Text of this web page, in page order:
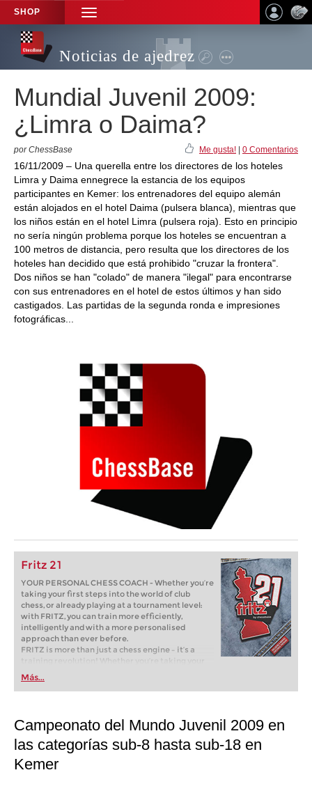
SHOP
TOGGLE
NAVIGATION
Noticias de ajedrez
Mundial Juvenil 2009:
¿Limra o Daima?
por ChessBase Me gusta! 0 Comentarios
16/11/2009 – Una querella entre los directores de los hoteles
Limra y Daima ennegrece la estancia de los equipos
participantes en Kemer: los entrenadores del equipo alemán
están alojados en el hotel Daima (pulsera blanca), mientras que
los niños están en el hotel Limra (pulsera roja). Esto en principio
no sería ningún problema porque los hoteles se encuentran a
100 metros de distancia, pero resulta que los directores de los
hoteles han decidido que está prohibido "cruzar la frontera".
Dos niños se han "colado" de manera "ilegal" para encontrarse
con sus entrenadores en el hotel de estos últimos y han sido
castigados. Las partidas de la segunda ronda e impresiones
fotográficas...
Fritz 21
YOUR PERSONAL CHESS COACH - Whether you’re
taking your first steps into the world of club
chess, or already playing at a tournament level:
with FRITZ, you can train more efficiently,
intelligently and with a more personalised
approach than ever before.
FRITZ is more than just a chess engine – it’s a
training revolution! Whether you’re taking your
first steps into the world of club chess, or already
playing at a tournament level: with FRITZ, you can
train more efficiently, intelligently and with a
Más...
Campeonato del Mundo Juvenil 2009 en
las categorías sub-8 hasta sub-18 en
Kemer